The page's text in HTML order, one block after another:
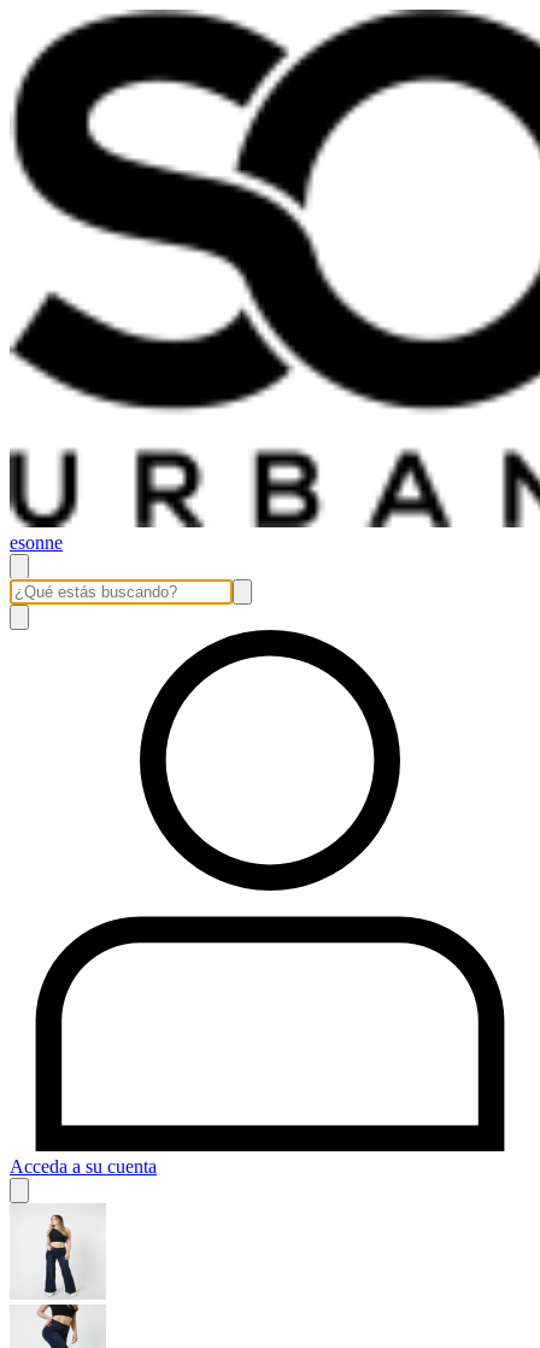
esonne
Acceda a su cuenta